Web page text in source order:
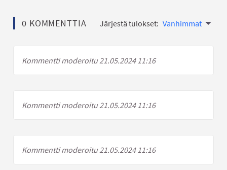
0 KOMMENTTIA Järjestä tulokset: Vanhimmat
Kommentti moderoitu 21.05.2024 11:16
Kommentti moderoitu 21.05.2024 11:16
Kommentti moderoitu 21.05.2024 11:16